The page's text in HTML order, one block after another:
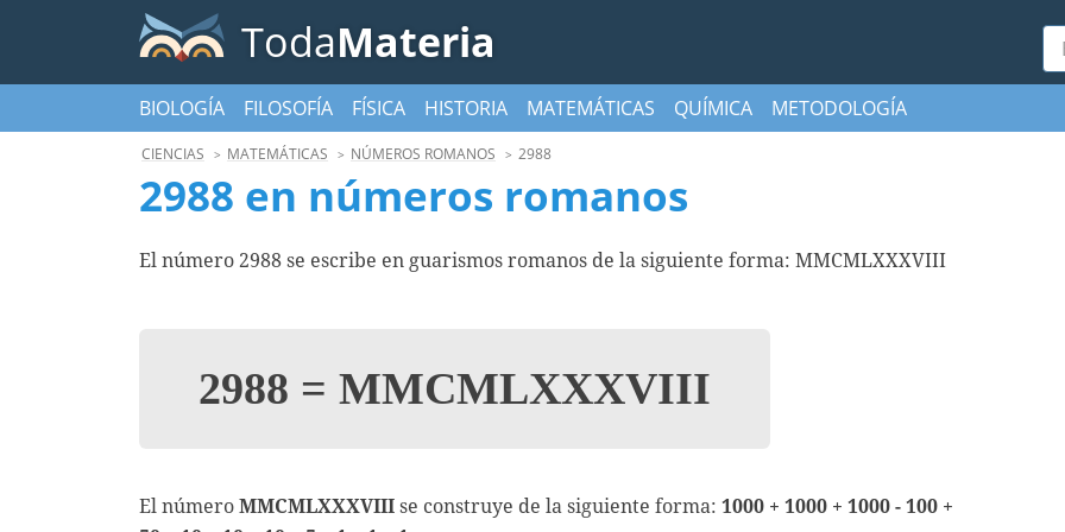
TodaMateria
BIOLOGÍA FILOSOFÍA FÍSICA HISTORIA MATEMÁTICAS QUÍMICA METODOLOGÍA
CIENCIAS MATEMÁTICAS NÚMEROS ROMANOS 2988
2988 en números romanos
El número 2988 se escribe en guarismos romanos de la siguiente forma: MMCMLXXXVIII
2988 = MMCMLXXXVIII
El número MMCMLXXXVIII se construye de la siguiente forma: 1000 + 1000 + 1000 - 100 +